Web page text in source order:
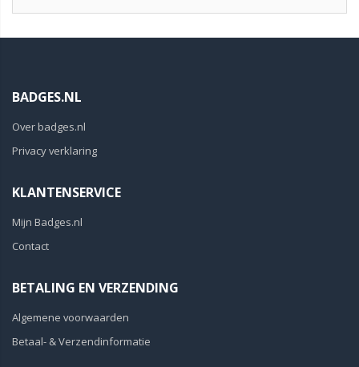
BADGES.NL
Over badges.nl
Privacy verklaring
KLANTENSERVICE
Mijn Badges.nl
Contact
BETALING EN VERZENDING
Algemene voorwaarden
Betaal- & Verzendinformatie